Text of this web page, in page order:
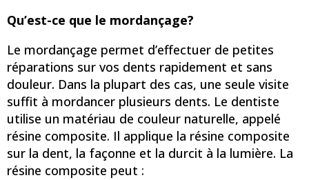
Qu’est-ce que le mordançage?
Le mordançage permet d’effectuer de petites
réparations sur vos dents rapidement et sans
douleur. Dans la plupart des cas, une seule visite
suffit à mordancer plusieurs dents. Le dentiste
utilise un matériau de couleur naturelle, appelé
résine composite. Il applique la résine composite
sur la dent, la façonne et la durcit à la lumière. La
résine composite peut :